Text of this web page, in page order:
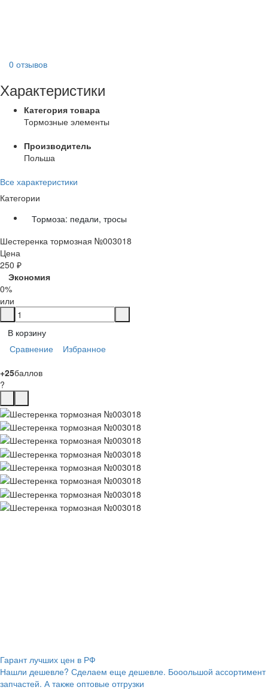
0 отзывов
Характеристики
Категория товара
Тормозные элементы
Производитель
Польша
Все характеристики
Категории
Тормоза: педали, тросы
Шестеренка тормозная №003018
Цена
250 ₽
Экономия
0%
или
В корзину
Сравнение
Избранное
+25баллов
?
Гарант лучших цен в РФ
Нашли дешевле? Сделаем еще дешевле. Бооольшой ассортимент
запчастей. А также оптовые отгрузки